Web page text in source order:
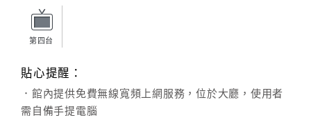
品
第四台
貼心提醒：
．館內提供免費無線寬頻上網服務，位於大廳，使用者
需自備手提電腦